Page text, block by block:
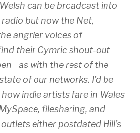
can be broadcast into
but now the Net,
angrier voices of
their Cymric shout-out
as with the rest of the
of our networks. I’d be
indie artists fare in Wales
filesharing, and
either postdated Hill’s